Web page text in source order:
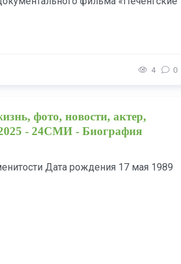
4 0
фото, новости, актер,
- 24СМИ - Биография
Дата рождения 17 мая 1989